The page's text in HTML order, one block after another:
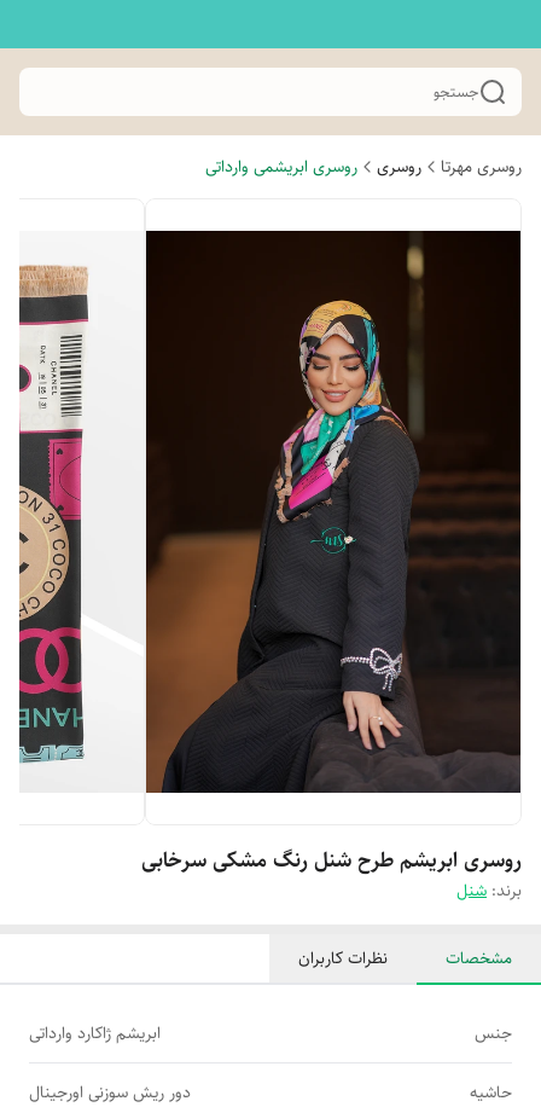
جستجو
روسری مهرتا روسری روسری ابریشمی وارداتی
روسری ابریشم طرح شنل رنگ مشکی سرخابی
برند: شنل
مشخصات نظرات کاربران
جنس ابریشم ژاکارد وارداتی
حاشیه دور ریش سوزنی اورجینال